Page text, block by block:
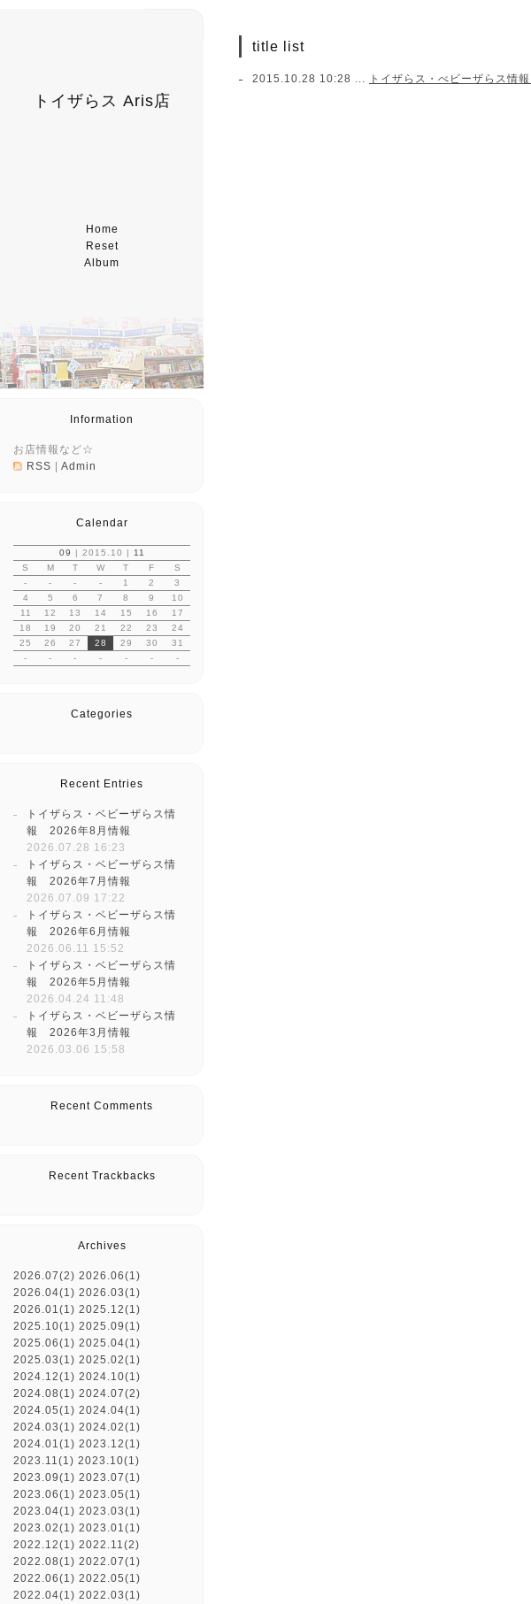
トイザらス Aris店
Home
Reset
Album
title list
2015.10.28 10:28 ... トイザらス・べビーザらス情
Information
お店情報など☆
RSS
Admin
Calendar
09 | 2015.10 |
11
S
M T W T F
S
-
- - - 1 2
3
4
5 6 7 8 9
10
11
12 13 14 15 16
17
18
19 20 21 22 23
24
25
26 27 28 29 30
31
-
- - - - - -
Categories
Recent Entries
トイザらス・ベビーザらス情
報 2026年8月情報
2026.07.28 16:23
トイザらス・ベビーザらス情
報 2026年7月情報
2026.07.09 17:22
トイザらス・ベビーザらス情
報 2026年6月情報
2026.06.11 15:52
トイザらス・ベビーザらス情
報 2026年5月情報
2026.04.24 11:48
トイザらス・ベビーザらス情
報 2026年3月情報
2026.03.06 15:58
Recent Comments
Recent Trackbacks
Archives
2026.07(2) 2026.06(1)
2026.04(1) 2026.03(1)
2026.01(1) 2025.12(1)
2025.10(1) 2025.09(1)
2025.06(1) 2025.04(1)
2025.03(1) 2025.02(1)
2024.12(1) 2024.10(1)
2024.08(1) 2024.07(2)
2024.05(1) 2024.04(1)
2024.03(1) 2024.02(1)
2024.01(1) 2023.12(1)
2023.11(1) 2023.10(1)
2023.09(1) 2023.07(1)
2023.06(1) 2023.05(1)
2023.04(1) 2023.03(1)
2023.02(1) 2023.01(1)
2022.12(1) 2022.11(2)
2022.08(1) 2022.07(1)
2022.06(1) 2022.05(1)
2022.04(1) 2022.03(1)